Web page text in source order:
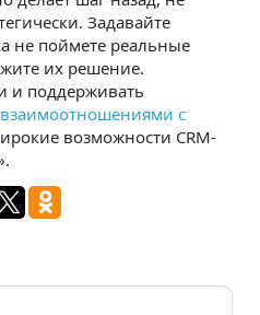
Задавайте
не поймете реальные
их решение.
и поддерживать
с
возможности CRM-